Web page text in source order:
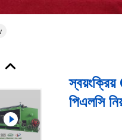
পিএলসি